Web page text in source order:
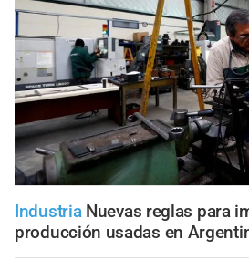
Industria Nuevas reglas para
producción usadas en